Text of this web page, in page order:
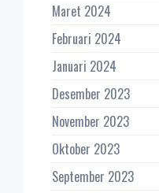
Maret 2024
Februari 2024
Januari 2024
Desember 2023
November 2023
Oktober 2023
September 2023